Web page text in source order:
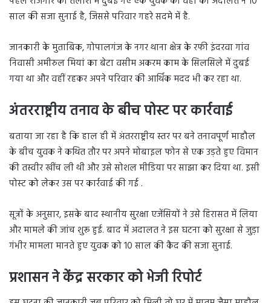
साल की सजा सुनाई है, जिससे परिवार गहरे सदमे में है.
जानकारी के मुताबिक, गोपालगंज के नगर थाना क्षेत्र के रफी इंदरवा गांव
निवासी अमीरुल मियां का बेटा वसीम अकरम काम के सिलसिले में दुबई
गया था और वहीं रहकर अपने परिवार की आर्थिक मदद भी कर रहा था.
अंतरराष्ट्रीय तनाव के बीच पोस्ट पर कार्रवाई
बताया जा रहा है कि हाल ही में अंतरराष्ट्रीय स्तर पर बने तनावपूर्ण माहौल
के बीच युवक ने कथित तौर पर अपने मोबाइल फोन से एक उड़ते हुए विमान
की तस्वीर खींच ली थी और उसे सोशल मीडिया पर साझा कर दिया था. इसी
पोस्ट को लेकर उस पर कार्रवाई की गई .
सूत्रों के अनुसार, इसके बाद स्थानीय सुरक्षा एजेंसियों ने उसे हिरासत में लिया
और मामले की जांच शुरू हुई. बाद में अदालत ने इस घटना को सुरक्षा से जुड़ा
गंभीर मामला मानते हुए युवक को 10 साल की कैद की सजा सुनाई.
प्रशासन ने केंद्र सरकार को भेजी रिपोर्ट